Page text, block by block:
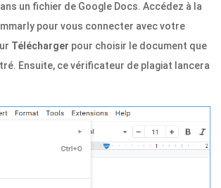
un fichier de Google Docs. Accédez à la
pour vous connecter avec votre
Télécharger pour choisir le document que
Ensuite, ce vérificateur de plagiat lancera